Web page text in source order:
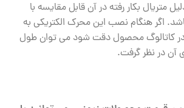
متریال بکار رفته در آن قابل مقایسه با
اگر هنگام نصب این محرک الکتریکی به
کاتالوگ محصول دقت شود می توان طول
آن در نظر گرفت.